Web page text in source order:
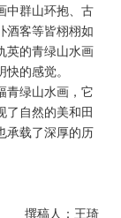
中群山环抱、古
酒客等皆栩栩如
英的青绿山水画
的感觉。
青绿山水画，它
了自然的美和田
承载了深厚的历
撰稿人：王琦